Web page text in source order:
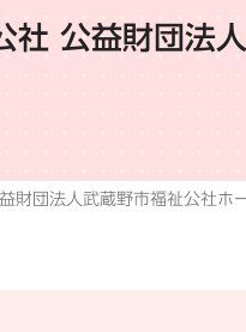
社 公益財団法
財団法人武蔵野市福祉公社ホ